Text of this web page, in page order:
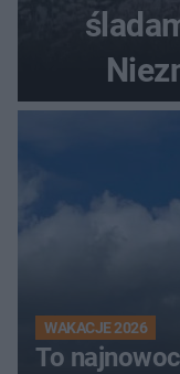
WAKACJE 2026
To